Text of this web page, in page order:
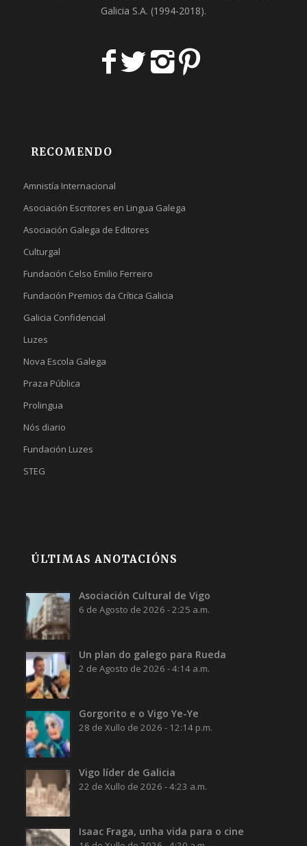
Galicia S.A. (1994-2018).
RECOMENDO
Amnistía Internacional
Asociación Escritores en Lingua Galega
Asociación Galega de Editores
Culturgal
Fundación Celso Emilio Ferreiro
Fundación Premios da Crítica Galicia
Galicia Confidencial
Luzes
Nova Escola Galega
Praza Pública
Prolingua
Nós diario
Fundación Luzes
STEG
ÚLTIMAS ANOTACIÓNS
Asociación Cultural de Vigo
6 de Agosto de 2026 - 2:25 a.m.
Un plan do galego para Rueda
2 de Agosto de 2026 - 4:14 a.m.
Gorgorito e o Vigo Ye-Ye
28 de Xullo de 2026 - 12:14 p.m.
Vigo líder de Galicia
22 de Xullo de 2026 - 4:23 a.m.
Isaac Fraga, unha vida para o cine